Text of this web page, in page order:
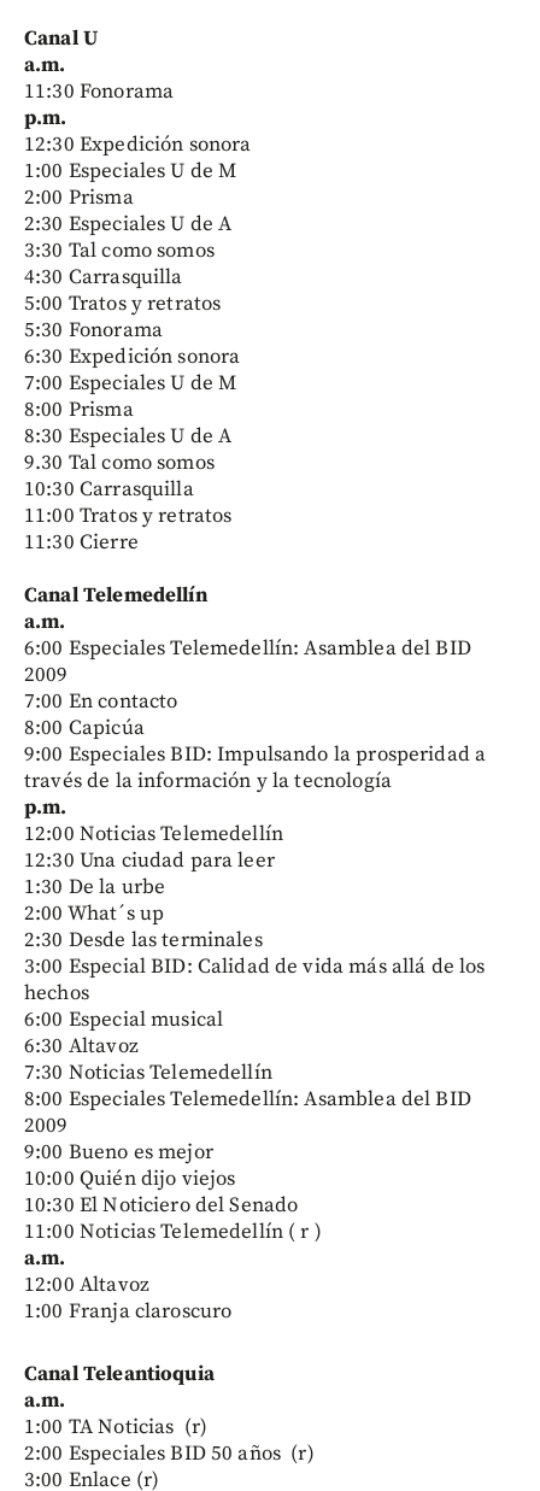
Canal U
a.m.
11:30 Fonorama
p.m.
12:30 Expedición sonora
1:00 Especiales U de M
2:00 Prisma
2:30 Especiales U de A
3:30 Tal como somos
4:30 Carrasquilla
5:00 Tratos y retratos
5:30 Fonorama
6:30 Expedición sonora
7:00 Especiales U de M
8:00 Prisma
8:30 Especiales U de A
9.30 Tal como somos
10:30 Carrasquilla
11:00 Tratos y retratos
11:30 Cierre
Canal Telemedellín
a.m.
6:00 Especiales Telemedellín: Asamblea del BID
2009
7:00 En contacto
8:00 Capicúa
9:00 Especiales BID: Impulsando la prosperidad a
través de la información y la tecnología
p.m.
12:00 Noticias Telemedellín
12:30 Una ciudad para leer
1:30 De la urbe
2:00 What´s up
2:30 Desde las terminales
3:00 Especial BID: Calidad de vida más allá de los
hechos
6:00 Especial musical
6:30 Altavoz
7:30 Noticias Telemedellín
8:00 Especiales Telemedellín: Asamblea del BID
2009
9:00 Bueno es mejor
10:00 Quién dijo viejos
10:30 El Noticiero del Senado
11:00 Noticias Telemedellín ( r )
a.m.
12:00 Altavoz
1:00 Franja claroscuro
Canal Teleantioquia
a.m.
1:00 TA Noticias (r)
2:00 Especiales BID 50 años (r)
3:00 Enlace (r)